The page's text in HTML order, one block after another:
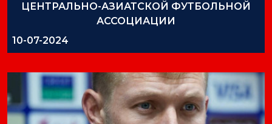
ЦЕНТРАЛЬНО-АЗИАТСКОЙ ФУТБОЛЬНОЙ
АССОЦИАЦИИ
10-07-2024